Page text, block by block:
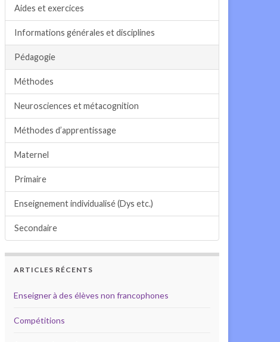
Aides et exercices
Informations générales et disciplines
Pédagogie
Méthodes
Neurosciences et métacognition
Méthodes d’apprentissage
Maternel
Primaire
Enseignement individualisé (Dys etc.)
Secondaire
ARTICLES RÉCENTS
Enseigner à des élèves non francophones
Compétitions